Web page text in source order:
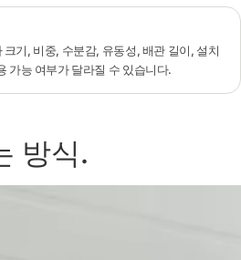
기, 비중, 수분감, 유동성, 배관 길이, 설치
가능 여부가 달라질 수 있습니다.
방식.